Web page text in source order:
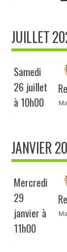
JUILLET
Samedi
26 juillet
à 10h00
JANVIER
Mercredi
29
janvier à
11h00